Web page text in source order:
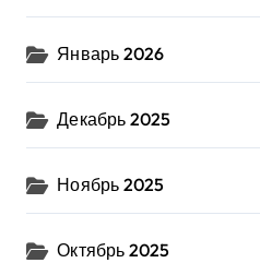
Январь 2026
Декабрь 2025
Ноябрь 2025
Октябрь 2025